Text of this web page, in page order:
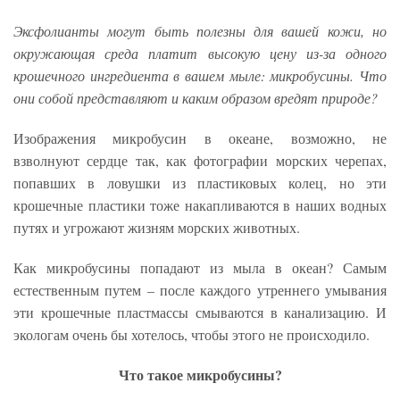
Эксфолианты могут быть полезны для вашей кожи, но
окружающая среда платит высокую цену из-за одного
крошечного ингредиента в вашем мыле: микробусины. Что
они собой представляют и каким образом вредят природе?
Изображения микробусин в океане, возможно, не
взволнуют сердце так, как фотографии морских черепах,
попавших в ловушки из пластиковых колец, но эти
крошечные пластики тоже накапливаются в наших водных
путях и угрожают жизням морских животных.
Как микробусины попадают из мыла в океан? Самым
естественным путем – после каждого утреннего умывания
эти крошечные пластмассы смываются в канализацию. И
экологам очень бы хотелось, чтобы этого не происходило.
Что такое микробусины?